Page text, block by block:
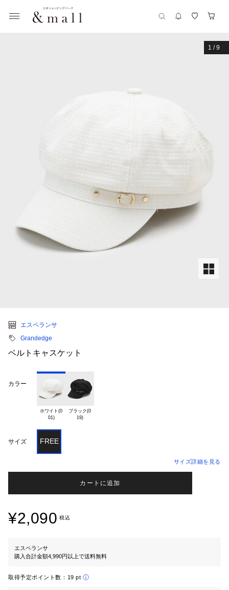
1 /9
エスペランサ
Grandedge
ベルトキャスケット
カラー
ホワイト(0
01)
ブラック(0
19)
サイズ FREE
サイズ詳細を見る
カートに追加
¥2,090 税込
エスペランサ
購入合計金額4,990円以上で送料無料
取得予定ポイント数： 19 pt